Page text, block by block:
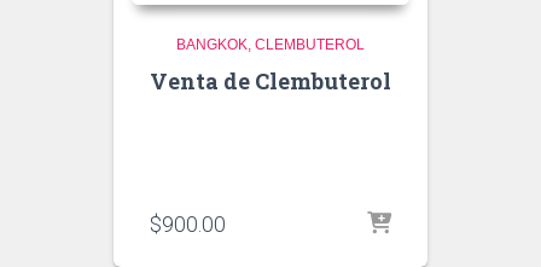
BANGKOK CLEMBUTEROL
Venta de Clembuterol
$900.00